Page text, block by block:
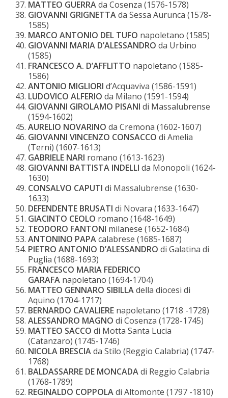
MATTEO GUERRAda Cosenza (1576-1578)
GIOVANNI GRIGNETTAda Sessa Aurunca (1578-
1585)
MARCO ANTONIO DEL TUFO napoletano (1585)
GIOVANNI MARIA D’ALESSANDRO da Urbino
(1585)
FRANCESCO A. D’AFFLITTO napoletano (1585-
1586)
ANTONIO MIGLIORI d’Acquaviva (1586-1591)
LUDOVICO ALFERIO da Milano (1591-1594)
GIOVANNI GIROLAMO PISANI di Massalubrense
(1594-1602)
AURELIO NOVARINO da Cremona (1602-1607)
GIOVANNI VINCENZO CONSACCO di Amelia
(Terni) (1607-1613)
GABRIELE NARI romano (1613-1623)
GIOVANNI BATTISTA INDELLI da Monopoli (1624-
1630)
CONSALVO CAPUTI di Massalubrense (1630-
1633)
DEFENDENTE BRUSATI di Novara (1633-1647)
GIACINTO CEOLO romano (1648-1649)
TEODORO FANTONI milanese (1652-1684)
ANTONINO PAPAcalabrese (1685-1687)
PIETRO ANTONIO D’ALESSANDRO di Galatina di
Puglia (1688-1693)
FRANCESCO MARIA FEDERICO
GARAFA napoletano (1694-1704)
MATTEO GENNARO SIBILLAdella diocesi di
Aquino (1704-1717)
BERNARDO CAVALIERE napoletano (1718 -1728)
ALESSANDRO MAGNO di Cosenza (1728-1745)
MATTEO SACCO di Motta Santa Lucia
(Catanzaro) (1745-1746)
NICOLA BRESCIAda Stilo (Reggio Calabria) (1747-
1768)
BALDASSARRE DE MONCADAdi Reggio Calabria
(1768-1789)
REGINALDO COPPOLAdi Altomonte (1797 -1810)